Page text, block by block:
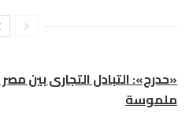
«حدرج»: التبادل التجارى بين
ملموسة